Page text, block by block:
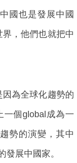
國也是發展中國
，他們也就把中
為全球化趨勢的
一個global成為一
勢的演變，其中
發展中國家。